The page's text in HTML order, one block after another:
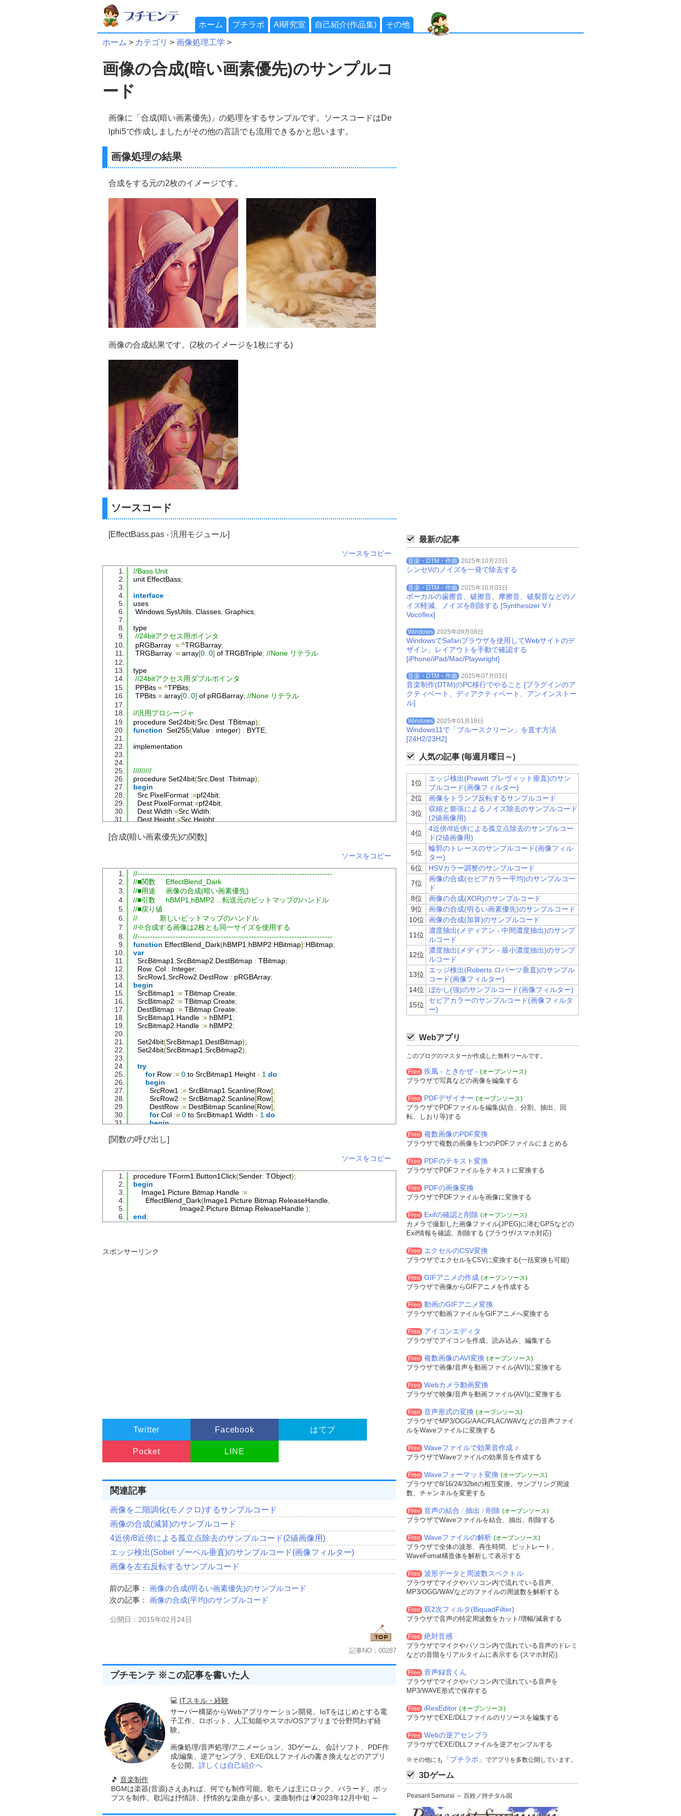
ホーム プチラボ AI研究室 自己紹介(作品集) その他
ホーム > カテゴリ > 画像処理工学 >
画像の合成(暗い画素優先)のサンプルコ
ード
画像に「合成(暗い画素優先)」の処理をするサンプルです。ソースコードはDe
lphi5で作成しましたがその他の言語でも流用できるかと思います。
画像処理の結果
合成をする元の2枚のイメージです。
画像の合成結果です。(2枚のイメージを1枚にする)
ソースコード
[EffectBass.pas - 汎用モジュール]
ソースをコピー
//Bass Unit
unit EffectBass;
interface
uses
Windows SysUtils Classes Graphics;
type
//24bitアクセス用ポインタ
pRGBarray = ^TRGBarray;
TRGBarray = array[0. 0] of TRGBTriple; //None リテラル
type
//24bitアクセス用ダブルポインタ
PPBits = ^TPBits;
TPBits = array[0. 0] of pRGBarray; //None リテラル
//汎用プロシージャ
procedure Set24bit(Src Dest :TBitmap);
function Set255(Value : integer) : BYTE;
implementation
/////////
procedure Set24bit(Src Dest :Tbitmap);
begin
Src PixelFormat :=pf24bit;
Dest PixelFormat:=pf24bit;
Dest Width:=Src Width;
Dest Height:=Src Height;
if Value>=255 then
Result:=255
else if Value<=0 then
Result
else Result:=Value;
end;
end
[合成(暗い画素優先)の関数]
ソースをコピー
//-----------------------------------------------------------------------------
//■関数     EffectBlend_Dark
//■用途     画像の合成(暗い画素優先)
//■引数     hBMP1,hBMP2 ...転送元のビットマップのハンドル
//■戻り値
//           新しいビットマップのハンドル
//※合成する画像は2枚とも同一サイズを使用する
//-----------------------------------------------------------------------------
function EffectBlend_Dark(hBMP1 hBMP2:HBitmap):HBitmap;
var
SrcBitmap1 SrcBitmap2 DestBitmap : TBitmap;
Row, Col : Integer;
SrcRow1 SrcRow2 DestRow : pRGBArray;
begin
SrcBitmap1 := TBitmap Create;
SrcBitmap2 := TBitmap Create;
DestBitmap := TBitmap Create;
SrcBitmap1 Handle := hBMP1 ;
SrcBitmap2 Handle := hBMP2;
Set24bit(SrcBitmap1 DestBitmap);
Set24bit(SrcBitmap1 SrcBitmap2);
try
for Row := 0 to SrcBitmap1 Height - 1 do
begin
SrcRow1 := SrcBitmap1 Scanline[Row];
SrcRow2 := SrcBitmap2 Scanline[Row];
DestRow := DestBitmap Scanline[Row];
for Col := 0 to SrcBitmap1 Width - 1 do
begin
);
DestRow
rgbtGreen);
Result:= DestBitmap.ReleaseHandle;
except
Result:=SrcBitmap1.ReleaseHandle
end;
SrcBitmap1.free;
[関数の呼び出し]
ソースをコピー
procedure TForm1 Button1Click(Sender: TObject);
begin
Image1 Picture Bitmap Handle :=
EffectBlend_Dark(Image1 Picture Bitmap ReleaseHandle
Image2 Picture Bitmap ReleaseHandle );
end;
スポンサーリンク
Twitter Facebook はてブ
Pocket LINE
関連記事
画像を二階調化(モノクロ)するサンプルコード
画像の合成(減算)のサンプルコード
4近傍/8近傍による孤立点除去のサンプルコード(2値画像用)
エッジ検出(Sobel ゾーベル垂直)のサンプルコード(画像フィルター)
画像を左右反転するサンプルコード
前の記事：
画像の合成(明るい画素優先)のサンプルコード
次の記事：
画像の合成(平均)のサンプルコード
公開日：2015年02月24日
記事NO：00287
プチモンテ ※この記事を書いた人
💻 ITスキル・経験
サーバー構築からWebアプリケーション開発。IoTをはじめとする電
子工作、ロボット、人工知能やスマホ/OSアプリまで分野問わず経
験。
画像処理/音声処理/アニメーション、3Dゲーム、会計ソフト、PDF作
成/編集、逆アセンブラ、EXE/DLLファイルの書き換えなどのアプリ
を公開。 詳しくは自己紹介へ
🎵 音楽制作
BGMは楽器(音源)さえあれば、何でも制作可能。歌モノは主にロック、バラード、ポッ
プスを制作。歌詞は抒情詩、抒情的な楽曲が多い。楽曲制作は🔰2023年12月中旬 ～
最新の記事
音楽・DTM・作曲 2025年10月23日
シンセVのノイズを一発で除去する
音楽・DTM・作曲 2025年10月03日
ボーカルの歯擦音、破擦音、摩擦音、破裂音などのノ
イズ軽減、ノイズを削除する [Synthesizer V /
Vocoflex]
Windows 2025年09月08日
WindowsでSafariブラウザを使用してWebサイトのデ
ザイン、レイアウトを手動で確認する
[iPhone/iPad/Mac/Playwright]
音楽・DTM・作曲 2025年07月03日
音楽制作(DTM)のPC移行でやること [プラグインのア
クティベート、ディアクティベート、アンインストー
ル]
Windows 2025年01月19日
Windows11で「ブルースクリーン」を直す方法
[24H2/23H2]
人気の記事 (毎週月曜日～)
1位
エッジ検出(Prewitt プレヴィット垂直)のサン
プルコード(画像フィルター)
2位
画像をトランプ反転するサンプルコード
3位
収縮と膨張によるノイズ除去のサンプルコード
(2値画像用)
4位
4近傍/8近傍による孤立点除去のサンプルコー
ド(2値画像用)
5位
輪郭のトレースのサンプルコード(画像フィル
ター)
6位
HSVカラー調整のサンプルコード
7位
画像の合成(セピアカラー平均)のサンプルコー
ド
8位
画像の合成(XOR)のサンプルコード
9位
画像の合成(明るい画素優先)のサンプルコード
10位
画像の合成(加算)のサンプルコード
11位
濃度抽出(メディアン - 中間濃度抽出)のサンプ
ルコード
12位
濃度抽出(メディアン - 最小濃度抽出)のサンプ
ルコード
13位
エッジ検出(Roberts ロバーツ垂直)のサンプル
コード(画像フィルター)
14位
ぼかし(強)のサンプルコード(画像フィルター)
15位
セピアカラーのサンプルコード(画像フィルタ
ー)
Webアプリ
このブログのマスターが作成した無料ツールです。
Free 疾風 - ときかぜ - (オープンソース)
ブラウザで写真などの画像を編集する
Free PDFデザイナー (オープンソース)
ブラウザでPDFファイルを編集(結合、分割、抽出、回
転、しおり等)する
Free 複数画像のPDF変換
ブラウザで複数の画像を1つのPDFファイルにまとめる
Free PDFのテキスト変換
ブラウザでPDFファイルをテキストに変換する
Free PDFの画像変換
ブラウザでPDFファイルを画像に変換する
Free Exifの確認と削除 (オープンソース)
カメラで撮影した画像ファイル(JPEG)に潜むGPSなどの
Exif情報を確認、削除する (ブラウザ/スマホ対応)
Free エクセルのCSV変換
ブラウザでエクセルをCSVに変換する(一括変換も可能)
Free GIFアニメの作成 (オープンソース)
ブラウザで画像からGIFアニメを作成する
Free 動画のGIFアニメ変換
ブラウザで動画ファイルをGIFアニメへ変換する
Free アイコンエディタ
ブラウザでアイコンを作成、読み込み、編集する
Free 複数画像のAVI変換 (オープンソース)
ブラウザで画像/音声を動画ファイル(AVI)に変換する
Free Webカメラ動画変換
ブラウザで映像/音声を動画ファイル(AVI)に変換する
Free 音声形式の変換 (オープンソース)
ブラウザでMP3/OGG/AAC/FLAC/WAVなどの音声ファイ
ルをWaveファイルに変換する
Free Waveファイルで効果音作成 ♪
ブラウザでWaveファイルの効果音を作成する
Free Waveフォーマット変換 (オープンソース)
ブラウザで8/16/24/32bitの相互変換。サンプリング周波
数、チャンネルを変更する
Free 音声の結合 / 抽出 / 削除 (オープンソース)
ブラウザでWaveファイルを結合、抽出、削除する
Free Waveファイルの解析 (オープンソース)
ブラウザで全体の波形、再生時間、ビットレート、
WaveFomat構造体を解析して表示する
Free 波形データと周波数スペクトル
ブラウザでマイクやパソコン内で流れている音声、
MP3/OGG/WAVなどのファイルの周波数を解析する
Free 双2次フィルタ(BiquadFilter)
ブラウザで音声の特定周波数をカット/増幅/減衰する
Free 絶対音感
ブラウザでマイクやパソコン内で流れている音声のドレミ
などの音階をリアルタイムに表示する (スマホ対応)
Free 音声録音くん
ブラウザでマイクやパソコン内で流れている音声を
MP3/WAVE形式で保存する
Free iResEditor (オープンソース)
ブラウザでEXE/DLLファイルのリソースを編集する
Free Webの逆アセンブラ
ブラウザでEXE/DLLファイルを逆アセンブルする
※その他にも 「プチラボ」 でアプリを多数公開しています。
3Dゲーム
Peasant Samurai ～ 百姓ノ持チタル国